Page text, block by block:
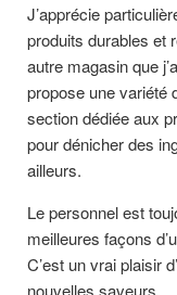
J’apprécie
produits durables et
autre magasin que
propose une variété
section dédiée aux
pour dénicher des
ailleurs.
Le personnel est
meilleures façons
C’est un vrai plaisir
nouvelles saveurs.